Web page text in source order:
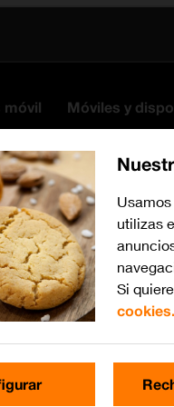
móvil Móviles y
utilizas
Si
cookies.